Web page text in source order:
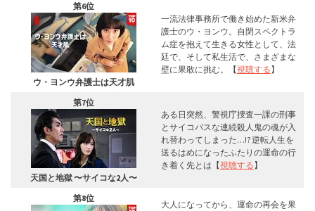
第6位
ウ・ヨンウ弁護士は天才肌
一流法律事務所で働き始めた新米弁
護士のウ・ヨンウ。自閉スペクトラ
ム症を抱えて生きる女性として、法
廷で、そして私生活で、さまざまな
壁に果敢に挑む。【視聴する】
第7位
天国と地獄 〜サイコな2人〜
ある日突然、警視庁捜査一課の刑事
とサイコパスな連続殺人鬼の魂が入
れ替わってしまった…!? 逆転人生を
送るはめになったふたりの運命の行
き着く先とは【視聴する】
第8位
大人になってから、運命の再会を果